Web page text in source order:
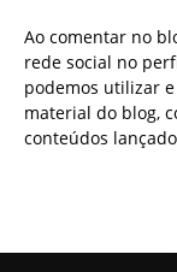
Ao comentar no
rede social no
podemos utilizar
material do blog,
conteúdos